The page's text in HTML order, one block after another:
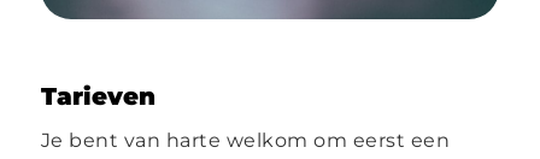
Tarieven
Je bent van harte welkom om eerst een